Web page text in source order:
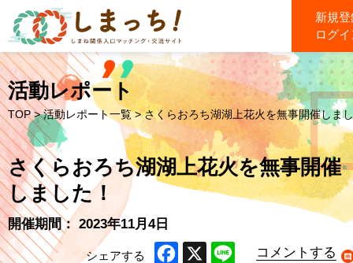
新規
ログ
活動レポート
TOP >活動レポート一覧> さくらおろち湖湖上花火を無事開催しま
さくらおろち湖湖上花火を無事開催
しました！
開催期間： 2023年11月4日
シェアする
コメントする